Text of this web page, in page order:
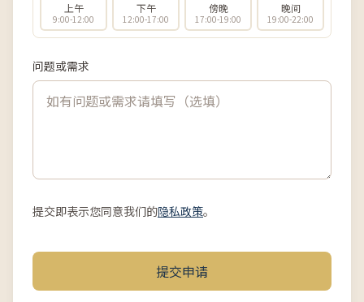
上午
9:00-12:00
下午
12:00-17:00
傍晚
17:00-19:00
晚间
19:00-22:00
问题或需求
提交即表示您同意我们的隐私政策。
提交申请